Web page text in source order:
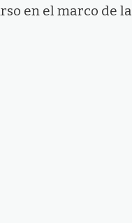
en el marco de la